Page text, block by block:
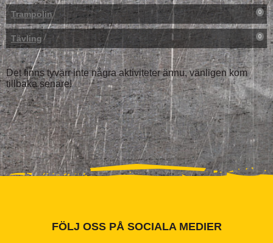
Trampolin 0
Tävling 0
Det finns tyvärr inte några aktiviteter ännu, vänligen kom
tillbaka senare!
FÖLJ OSS PÅ SOCIALA MEDIER